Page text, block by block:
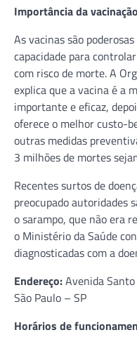
Importância da vacinação
As vacinas são
capacidade para
com risco de morte. A
explica que a vacina é a
importante e eficaz,
oferece o melhor custo-
outras medidas
3 milhões de mortes
Recentes surtos de
preocupado autoridades
o sarampo, que não era
o Ministério da Saúde
diagnosticadas com a
Endereço:Avenida
São Paulo – SP
Horários de